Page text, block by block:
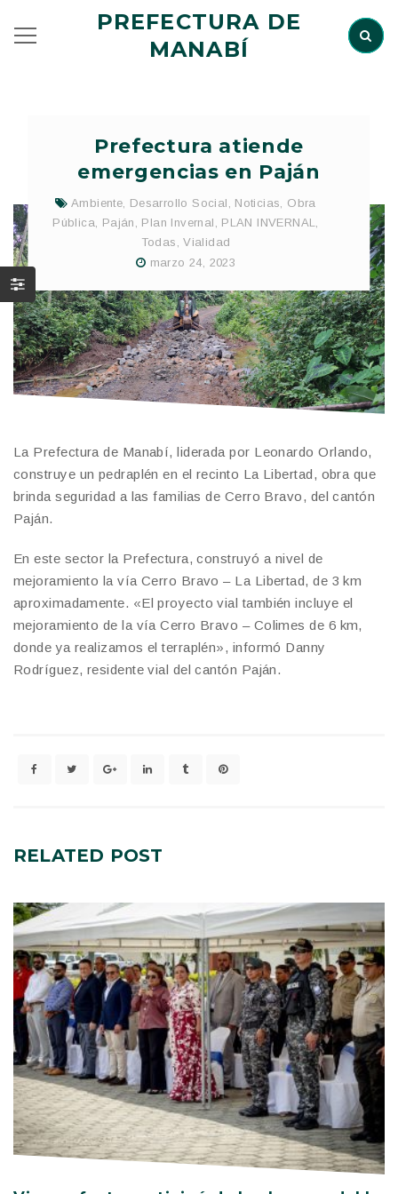
PREFECTURA DE
MANABÍ
Prefectura atiende
emergencias en Paján
Ambiente, Desarrollo Social , Noticias, Obra
Pública, Paján , Plan Invernal , PLAN INVERNAL,
Todas ,Vialidad
marzo 24, 2023
La Prefectura de Manabí, liderada por Leonardo Orlando,
construye un pedraplén en el recinto La Libertad, obra que
brinda seguridad a las familias de Cerro Bravo, del cantón
Paján.
En este sector la Prefectura, construyó a nivel de
mejoramiento la vía Cerro Bravo – La Libertad, de 3 km
aproximadamente. «El proyecto vial también incluye el
mejoramiento de la vía Cerro Bravo – Colimes de 6 km,
donde ya realizamos el terraplén», informó Danny
Rodríguez, residente vial del cantón Paján.
RELATED POST